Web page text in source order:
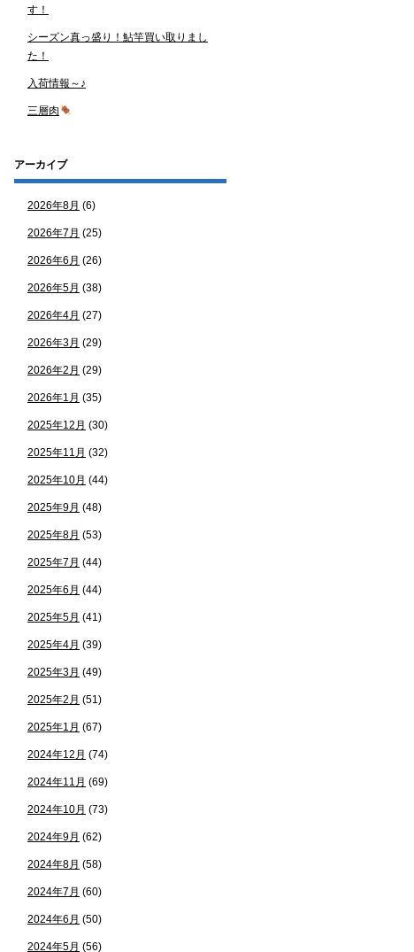
す！
シーズン真っ盛り！鮎竿買い取りまし
た！
入荷情報～♪
三層肉
アーカイブ
2026年8月 (6)
2026年7月 (25)
2026年6月 (26)
2026年5月 (38)
2026年4月 (27)
2026年3月 (29)
2026年2月 (29)
2026年1月 (35)
2025年12月 (30)
2025年11月 (32)
2025年10月 (44)
2025年9月 (48)
2025年8月 (53)
2025年7月 (44)
2025年6月 (44)
2025年5月 (41)
2025年4月 (39)
2025年3月 (49)
2025年2月 (51)
2025年1月 (67)
2024年12月 (74)
2024年11月 (69)
2024年10月 (73)
2024年9月 (62)
2024年8月 (58)
2024年7月 (60)
2024年6月 (50)
2024年5月 (56)